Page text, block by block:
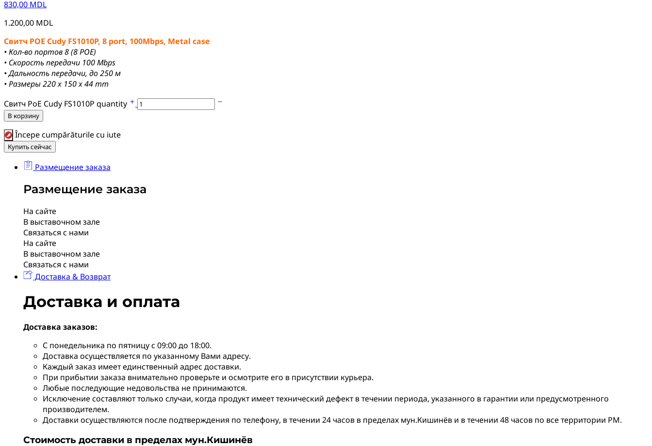
830,00 MDL
1.200,00 MDL
Свитч POE Cudy FS1010P, 8 port, 100Mbps, Metal case
• Кол-во портов 8 (8 POE)
• Скорость передачи 100 Mbps
• Дальность передачи, до 250 м
• Размеры 220 x 150 x 44 mm
Свитч PoE Cudy FS1010P quantity
В корзину
Începe cumpărăturile cu iute
Купить сейчас
Размещение заказа
Размещение заказа
На сайте
В выставочном зале
Связаться с нами
На сайте
В выставочном зале
Связаться с нами
Доставка & Возврат
Доставка и оплата
Доставка заказов:
С понедельника по пятницу с 09:00 до 18:00.
Доставка осуществляется по указанному Вами адресу.
Каждый заказ имеет единственный адрес доставки.
При прибытии заказа внимательно проверьте и осмотрите его в присутствии курьера.
Любые последующие недовольства не принимаются.
Исключение составляют только случаи, когда продукт имеет технический дефект в течении периода, указанного в гарантии или предусмотренного
производителем.
Доставки осуществляются после подтверждения по телефону, в течении 24 часов в пределах мун.Кишинёв и в течении 48 часов по все территории РМ.
Стоимость доставки в пределах мун.Кишинёв